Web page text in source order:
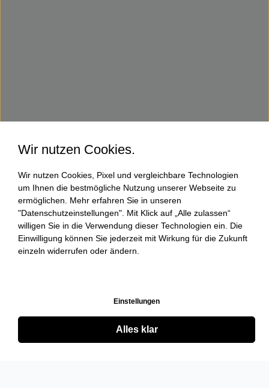
Wir nutzen Cookies.
Wir nutzen Cookies, Pixel und vergleichbare Technologien
um Ihnen die bestmögliche Nutzung unserer Webseite zu
ermöglichen. Mehr erfahren Sie in unseren
"Datenschutzeinstellungen". Mit Klick auf „Alle zulassen“
willigen Sie in die Verwendung dieser Technologien ein. Die
Einwilligung können Sie jederzeit mit Wirkung für die Zukunft
einzeln widerrufen oder ändern.
Einstellungen
Alles klar